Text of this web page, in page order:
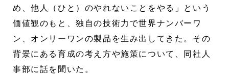
め、他人（ひと）のやれないことをやる」という
価値観のもと、独自の技術力で世界ナンバーワ
ン、オンリーワンの製品を生み出してきた。その
背景にある育成の考え方や施策について、同社人
事部に話を聞いた。